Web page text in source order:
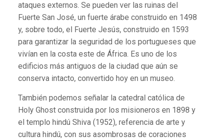
ataques externos. Se pueden ver las ruinas del
Fuerte San José, un fuerte árabe construido en 1498
y, sobre todo, el Fuerte Jesús, construido en 1593
para garantizar la seguridad de los portugueses que
vivían en la costa este de África. Es uno de los
edificios más antiguos de la ciudad que aún se
conserva intacto, convertido hoy en un museo.
También podemos señalar la catedral católica de
Holy Ghost construida por los misioneros en 1898 y
el templo hindú Shiva (1952), referencia de arte y
cultura hindú, con sus asombrosas de coraciones